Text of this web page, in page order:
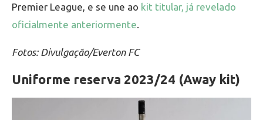
Premier League, e se une ao kit titular, já revelado
oficialmente anteriormente.
Fotos: Divulgação/Everton FC
Uniforme reserva 2023/24 (Away kit)